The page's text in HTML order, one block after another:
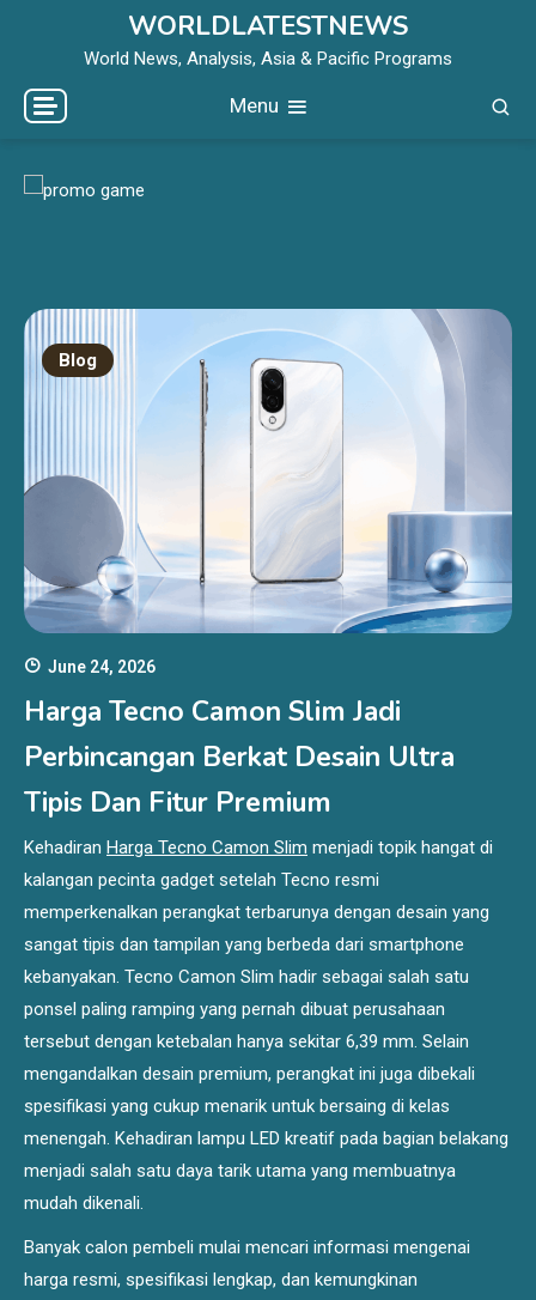
WORLDLATESTNEWS
World News, Analysis, Asia & Pacific Programs
Menu
Blog
June 24, 2026
Harga Tecno Camon Slim Jadi
Perbincangan Berkat Desain Ultra
Tipis Dan Fitur Premium
Kehadiran Harga Tecno Camon Slim menjadi topik hangat di
kalangan pecinta gadget setelah Tecno resmi
memperkenalkan perangkat terbarunya dengan desain yang
sangat tipis dan tampilan yang berbeda dari smartphone
kebanyakan. Tecno Camon Slim hadir sebagai salah satu
ponsel paling ramping yang pernah dibuat perusahaan
tersebut dengan ketebalan hanya sekitar 6,39 mm. Selain
mengandalkan desain premium, perangkat ini juga dibekali
spesifikasi yang cukup menarik untuk bersaing di kelas
menengah. Kehadiran lampu LED kreatif pada bagian belakang
menjadi salah satu daya tarik utama yang membuatnya
mudah dikenali.
Banyak calon pembeli mulai mencari informasi mengenai
harga resmi, spesifikasi lengkap, dan kemungkinan